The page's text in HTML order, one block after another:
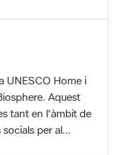
Aquest
per al...